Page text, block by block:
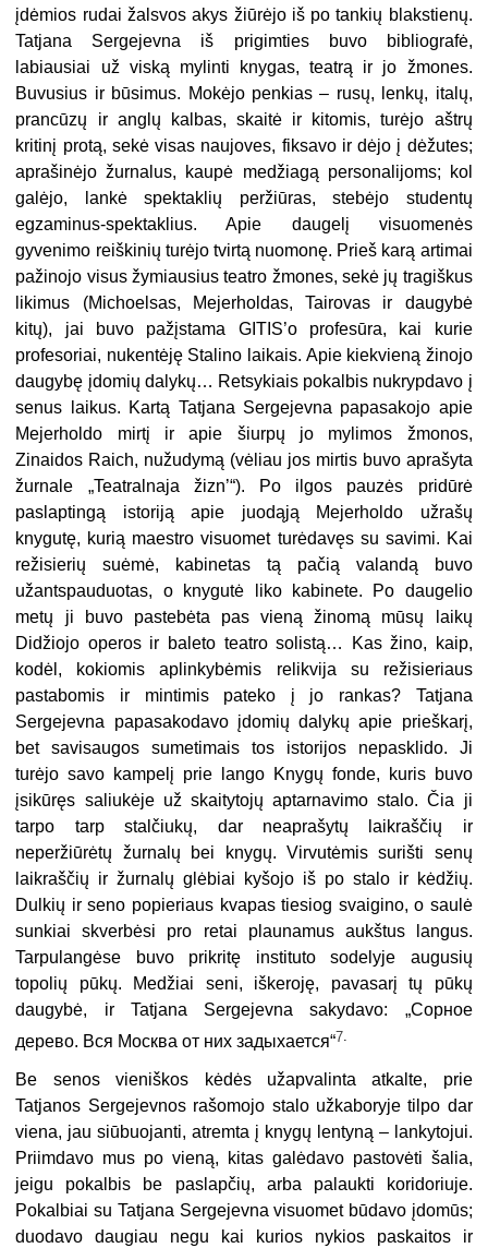
įdėmios rudai žalsvos akys žiūrėjo iš po tankių blakstienų.
Tatjana Sergejevna iš prigimties buvo bibliografė,
labiausiai už viską mylinti knygas, teatrą ir jo žmones.
Buvusius ir būsimus. Mokėjo penkias – rusų, lenkų, italų,
prancūzų ir anglų kalbas, skaitė ir kitomis, turėjo aštrų
kritinį protą, sekė visas naujoves, fiksavo ir dėjo į dėžutes;
aprašinėjo žurnalus, kaupė medžiagą personalijoms; kol
galėjo, lankė spektaklių peržiūras, stebėjo studentų
egzaminus-spektaklius. Apie daugelį visuomenės
gyvenimo reiškinių turėjo tvirtą nuomonę. Prieš karą artimai
pažinojo visus žymiausius teatro žmones, sekė jų tragiškus
likimus (Michoelsas, Mejerholdas, Tairovas ir daugybė
kitų), jai buvo pažįstama GITIS’o profesūra, kai kurie
profesoriai, nukentėję Stalino laikais. Apie kiekvieną žinojo
daugybę įdomių dalykų… Retsykiais pokalbis nukrypdavo į
senus laikus. Kartą Tatjana Sergejevna papasakojo apie
Mejerholdo mirtį ir apie šiurpų jo mylimos žmonos,
Zinaidos Raich, nužudymą (vėliau jos mirtis buvo aprašyta
žurnale „Teatralnaja žizn’“). Po ilgos pauzės pridūrė
paslaptingą istoriją apie juodąją Mejerholdo užrašų
knygutę, kurią maestro visuomet turėdavęs su savimi. Kai
režisierių suėmė, kabinetas tą pačią valandą buvo
užantspauduotas, o knygutė liko kabinete. Po daugelio
metų ji buvo pastebėta pas vieną žinomą mūsų laikų
Didžiojo operos ir baleto teatro solistą… Kas žino, kaip,
kodėl, kokiomis aplinkybėmis relikvija su režisieriaus
pastabomis ir mintimis pateko į jo rankas? Tatjana
Sergejevna papasakodavo įdomių dalykų apie prieškarį,
bet savisaugos sumetimais tos istorijos nepasklido. Ji
turėjo savo kampelį prie lango Knygų fonde, kuris buvo
įsikūręs saliukėje už skaitytojų aptarnavimo stalo. Čia ji
tarpo tarp stalčiukų, dar neaprašytų laikraščių ir
neperžiūrėtų žurnalų bei knygų. Virvutėmis surišti senų
laikraščių ir žurnalų glėbiai kyšojo iš po stalo ir kėdžių.
Dulkių ir seno popieriaus kvapas tiesiog svaigino, o saulė
sunkiai skverbėsi pro retai plaunamus aukštus langus.
Tarpulangėse buvo prikritę instituto sodelyje augusių
topolių pūkų. Medžiai seni, iškeroję, pavasarį tų pūkų
daugybė, ir Tatjana Sergejevna sakydavo: „Сорное
дерево. Вся Москва от них задыхается“7.
Be senos vieniškos kėdės užapvalinta atkalte, prie
Tatjanos Sergejevnos rašomojo stalo užkaboryje tilpo dar
viena, jau siūbuojanti, atremta į knygų lentyną – lankytojui.
Priimdavo mus po vieną, kitas galėdavo pastovėti šalia,
jeigu pokalbis be paslapčių, arba palaukti koridoriuje.
Pokalbiai su Tatjana Sergejevna visuomet būdavo įdomūs;
duodavo daugiau negu kai kurios nykios paskaitos ir